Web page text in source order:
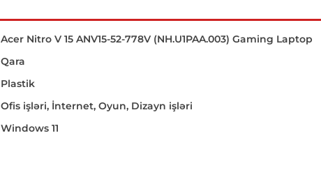
Acer Nitro V 15 ANV15-52-778V (NH.U1PAA.003) Gaming Laptop
Qara
Plastik
Ofis işləri, İnternet, Oyun, Dizayn işləri
Windows 11